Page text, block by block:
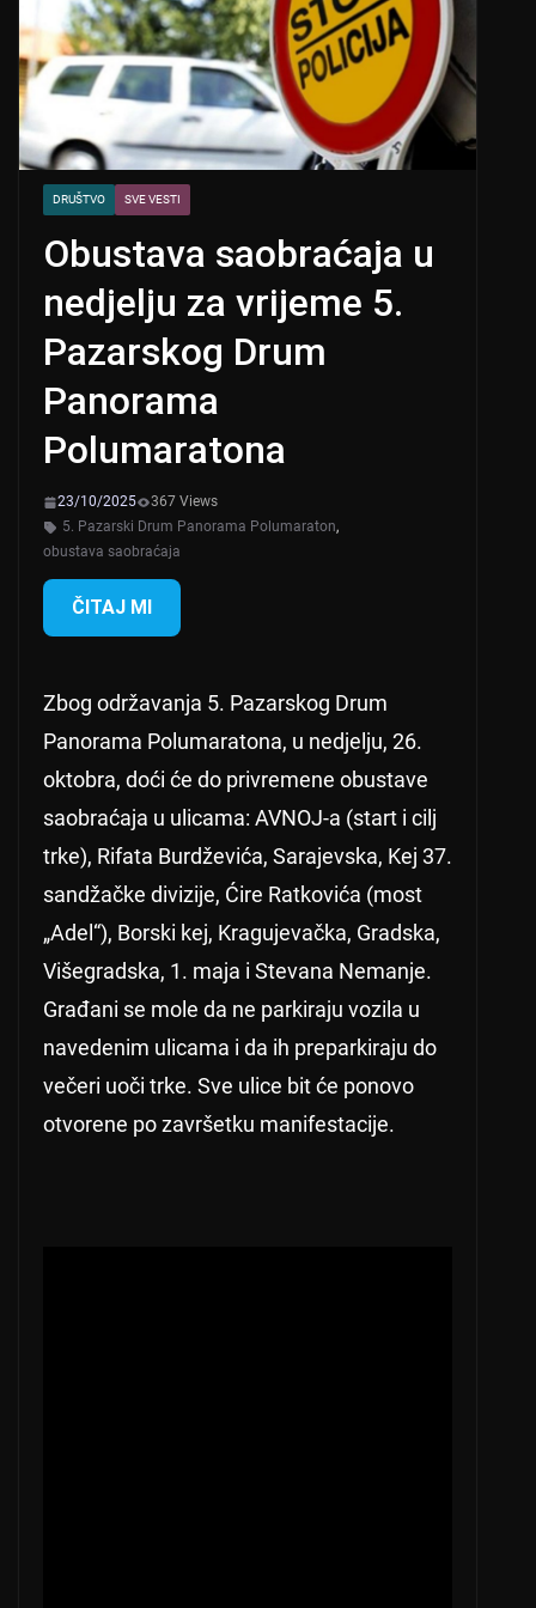
DRUŠTVO SVE VESTI
Obustava saobraćaja u
nedjelju za vrijeme 5.
Pazarskog Drum
Panorama
Polumaratona
23/10/2025
367 Views
5. Pazarski Drum Panorama Polumaraton,
obustava saobraćaja
ČITAJ MI
Zbog održavanja 5. Pazarskog Drum
Panorama Polumaratona, u nedjelju, 26.
oktobra, doći će do privremene obustave
saobraćaja u ulicama: AVNOJ-a (start i cilj
trke), Rifata Burdževića, Sarajevska, Kej 37.
sandžačke divizije, Ćire Ratkovića (most
„Adel“), Borski kej, Kragujevačka, Gradska,
Višegradska, 1. maja i Stevana Nemanje.
Građani se mole da ne parkiraju vozila u
navedenim ulicama i da ih preparkiraju do
večeri uoči trke. Sve ulice bit će ponovo
otvorene po završetku manifestacije.